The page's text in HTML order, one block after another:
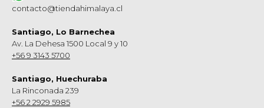
contacto@tiendahimalaya.cl
Santiago, Lo Barnechea
Av. La Dehesa 1500 Local 9 y 10
+56 9 3143 5700
Santiago, Huechuraba
La Rinconada 239
+56 2 2929 5985